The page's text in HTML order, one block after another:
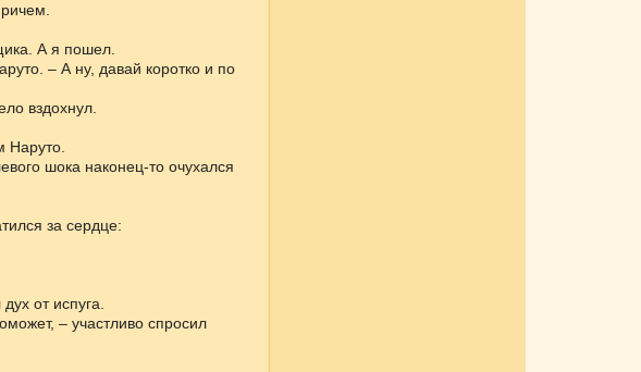
А я пошел.
– А ну, давай коротко и по
вздохнул.
Наруто.
шока наконец-то очухался
за сердце:
от испуга.
– участливо спросил